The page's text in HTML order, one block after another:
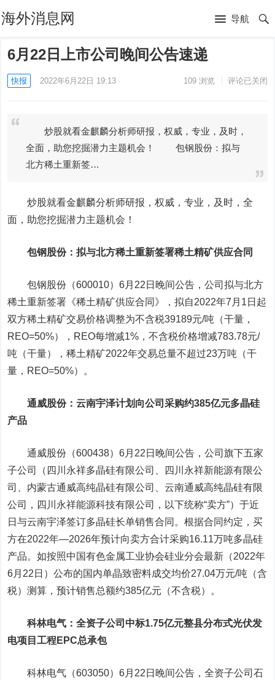
海外消息网 导航
6月22日上市公司晚间公告速递
快报 2022年6月22日 19:13 109浏览 评论已关闭
炒股就看金麒麟分析师研报，权威，专业，及时，
全面，助您挖掘潜力主题机会！ 包钢股份：拟与
北方稀土重新签…
炒股就看金麒麟分析师研报，权威，专业，及时，全
面，助您挖掘潜力主题机会！
包钢股份：拟与北方稀土重新签署稀土精矿供应合同
包钢股份（600010）6月22日晚间公告，公司拟与北方
稀土重新签署《稀土精矿供应合同》，拟自2022年7月1日起
双方稀土精矿交易价格调整为不含税39189元/吨（干量，
REO=50%），REO每增减1%，不含税价格增减783.78元/
吨（干量），稀土精矿2022年交易总量不超过23万吨（干
量，REO=50%）。
通威股份：云南宇泽计划向公司采购约385亿元多晶硅
产品
通威股份（600438）6月22日晚间公告，公司旗下五家
子公司（四川永祥多晶硅有限公司、四川永祥新能源有限公
司、内蒙古通威高纯晶硅有限公司、云南通威高纯晶硅有限
公司，四川永祥能源科技有限公司，以下统称“卖方”）于近
日与云南宇泽签订多晶硅长单销售合同。根据合同约定，买
方在2022年—2026年预计向卖方合计采购16.11万吨多晶硅
产品。如按照中国有色金属工业协会硅业分会最新（2022年
6月22日）公布的国内单晶致密料成交均价27.04万元/吨（含
税）测算，预计销售总额约385亿元（不含税）。
科林电气 ：全资子公司中标1.75亿元整县分布式光伏发
电项目工程EPC总承包
科林电气（603050）6月22日晚间公告，全资子公司石